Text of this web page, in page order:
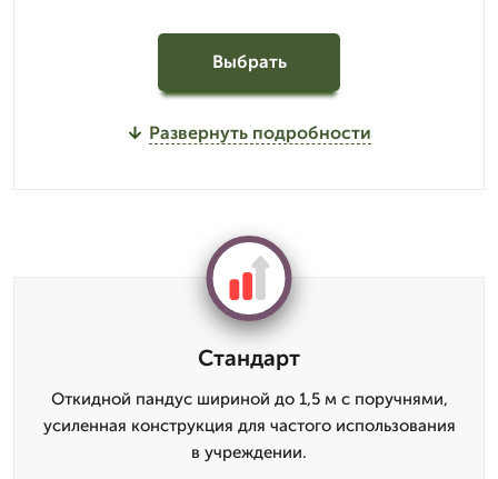
Выбрать
Развернуть подробности
Стандарт
Откидной пандус шириной до 1,5 м с поручнями,
усиленная конструкция для частого использования
в учреждении.